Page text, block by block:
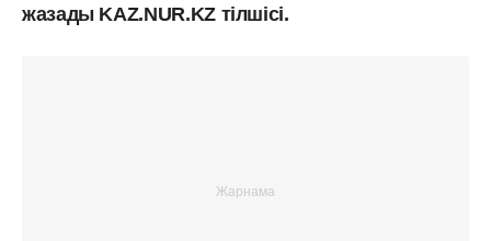
жазады KAZ.NUR.KZ тілшісі.